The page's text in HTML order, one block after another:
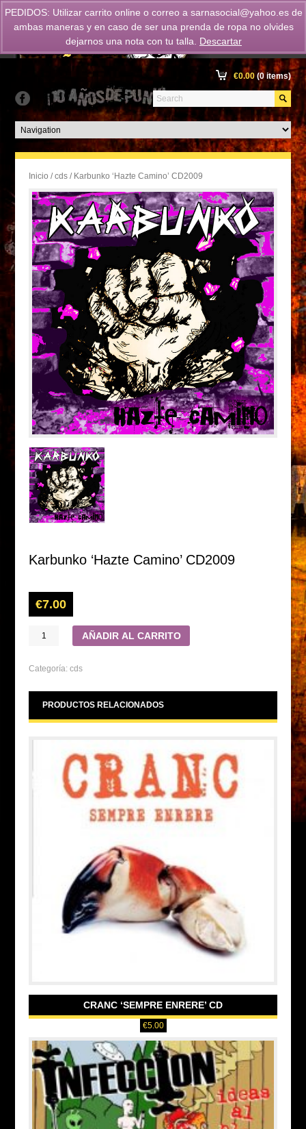
€0.00(0 items)
Inicio /cds / Karbunko ‘Hazte Camino’ CD2009
Karbunko ‘Hazte Camino’ CD2009
€7.00
AÑADIR AL CARRITO
Categoría:cds
PRODUCTOS RELACIONADOS
CRANC ‘SEMPRE ENRERE’ CD
€5.00
PEDIDOS: Utilizar carrito online o correo a sarnasocial@yahoo.es de
ambas maneras y en caso de ser una prenda de ropa no olvides
dejarnos una nota con tu talla.
Descartar